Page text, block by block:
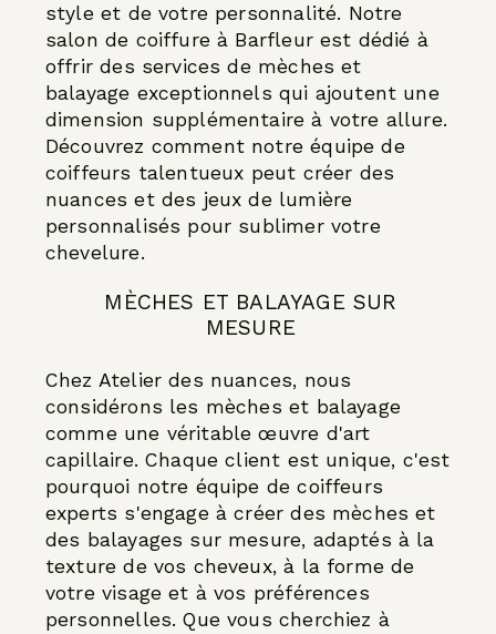
style et de votre personnalité. Notre
salon de coiffure à Barfleur est dédié à
offrir des services de mèches et
balayage exceptionnels qui ajoutent une
dimension supplémentaire à votre allure.
Découvrez comment notre équipe de
coiffeurs talentueux peut créer des
nuances et des jeux de lumière
personnalisés pour sublimer votre
chevelure.
MÈCHES ET BALAYAGE SUR
MESURE
Chez Atelier des nuances, nous
considérons les mèches et balayage
comme une véritable œuvre d'art
capillaire. Chaque client est unique, c'est
pourquoi notre équipe de coiffeurs
experts s'engage à créer des mèches et
des balayages sur mesure, adaptés à la
texture de vos cheveux, à la forme de
votre visage et à vos préférences
personnelles. Que vous cherchiez à